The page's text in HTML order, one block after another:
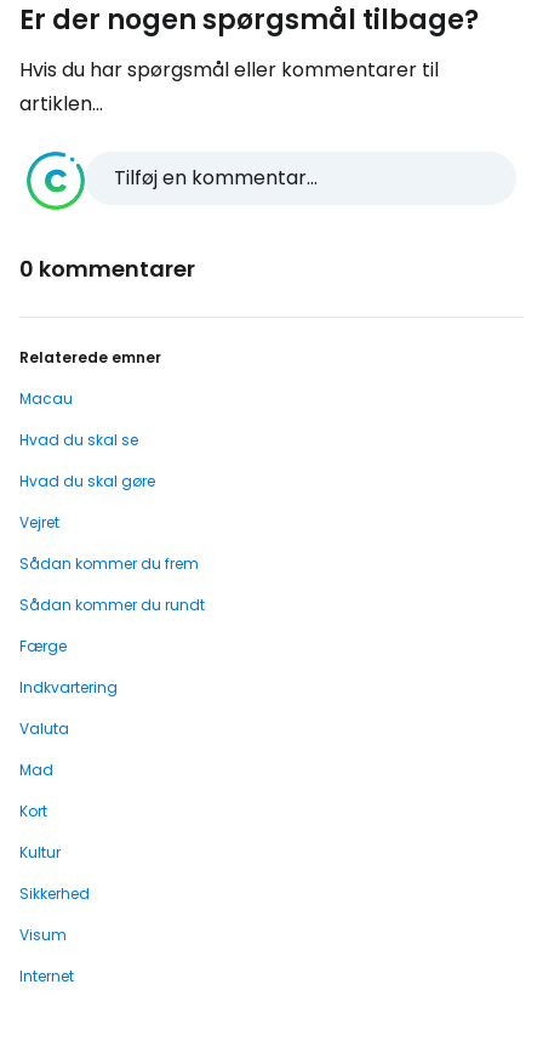
Er der nogen spørgsmål tilbage?
Hvis du har spørgsmål eller kommentarer til
artiklen...
Tilføj en kommentar...
0 kommentarer
Relaterede emner
Macau
Hvad du skal se
Hvad du skal gøre
Vejret
Sådan kommer du frem
Sådan kommer du rundt
Færge
Indkvartering
Valuta
Mad
Kort
Kultur
Sikkerhed
Visum
Internet